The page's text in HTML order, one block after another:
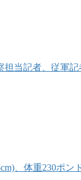
当記者、従軍
、体重230ポン